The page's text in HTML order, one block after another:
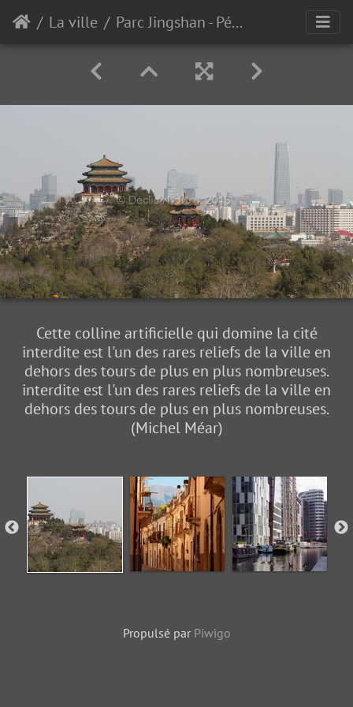
La ville Parc Jingshan - Pékin
Cette colline artificielle qui domine la cité
interdite est l'un des rares reliefs de la ville en
dehors des tours de plus en plus nombreuses.
interdite est l'un des rares reliefs de la ville en
dehors des tours de plus en plus nombreuses.
(Michel Méar)
Propulsé par Piwigo